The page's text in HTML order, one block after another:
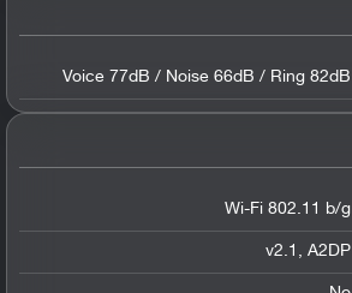
Voice 77dB / Noise 66dB / Ring 82dB
Wi-Fi 802.11 b/g
v2.1, A2DP